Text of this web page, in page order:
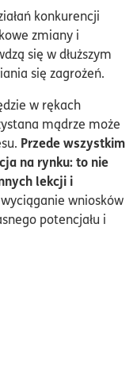
konkurencji
zmiany i
się w dłuższym
się zagrożeń.
w rękach
mądrze może
Przede wszystkim
na rynku: to nie
lekcji i
wniosków
potencjału i